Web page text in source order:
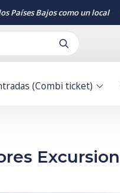
Países Bajos como un local
(Combi ticket)